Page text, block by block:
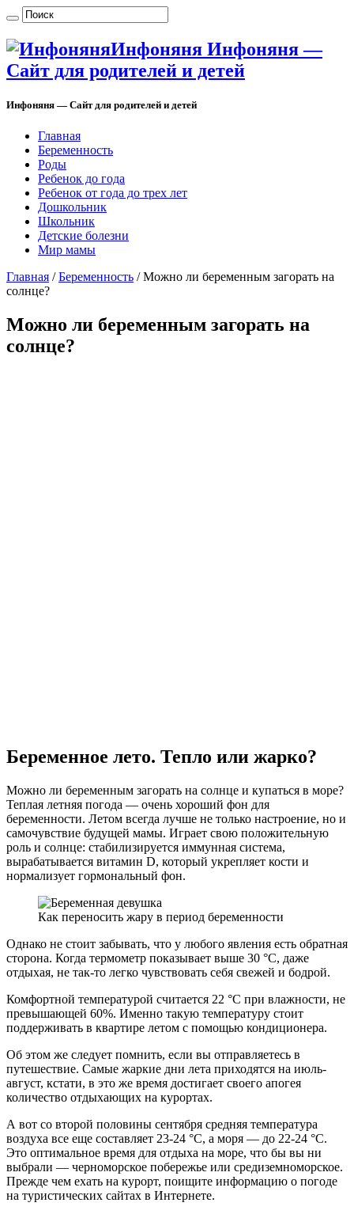
Инфоняня Инфоняня —
Сайт для родителей и детей
Инфоняня — Сайт для родителей и детей
Главная
Беременность
Роды
Ребенок до года
Ребенок от года до трех лет
Дошкольник
Школьник
Детские болезни
Мир мамы
Главная / Беременность / Можно ли беременным загорать на
солнце?
Можно ли беременным загорать на
солнце?
Беременное лето. Тепло или жарко?
Можно ли беременным загорать на солнце и купаться в море?
Теплая летняя погода — очень хороший фон для
беременности. Летом всегда лучше не только настроение, но и
самочувствие будущей мамы. Играет свою положительную
роль и солнце: стабилизируется иммунная система,
вырабатывается витамин D, который укрепляет кости и
нормализует гормональный фон.
Как переносить жару в период беременности
Однако не стоит забывать, что у любого явления есть обратная
сторона. Когда термометр показывает выше 30 °С, даже
отдыхая, не так-то легко чувствовать себя свежей и бодрой.
Комфортной температурой считается 22 °С при влажности, не
превышающей 60%. Именно такую температуру стоит
поддерживать в квартире летом с помощью кондиционера.
Об этом же следует помнить, если вы отправляетесь в
путешествие. Самые жаркие дни лета приходятся на июль-
август, кстати, в это же время достигает своего апогея
количество отдыхающих на курортах.
А вот со второй половины сентября средняя температура
воздуха все еще составляет 23-24 °С, а моря — до 22-24 °С.
Это оптимальное время для отдыха на море, что бы вы ни
выбрали — черноморское побережье или средиземноморское.
Прежде чем ехать на курорт, поищите информацию о погоде
на туристических сайтах в Интернете.